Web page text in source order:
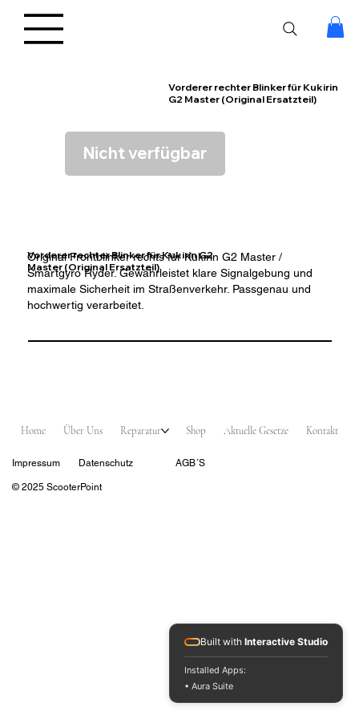
Vorderer rechter Blinker für Kukirin
G2 Master (Original Ersatzteil)
Nicht verfügbar
Vorderer rechter Blinker für Kukirin G2
Master (Original Ersatzteil)
Original Frontblinker rechts für Kukirin G2 Master /
Smartgyro Ryder. Gewährleistet klare Signalgebung und
maximale Sicherheit im Straßenverkehr. Passgenau und
hochwertig verarbeitet.
Home Über Uns Reparatur Shop Aktuelle Gesetze Kontakt
Impressum Datenschutz AGB´S
© 2025 ScooterPoint
Built with Interactive Studio
Installed Apps:
• Aura Suite